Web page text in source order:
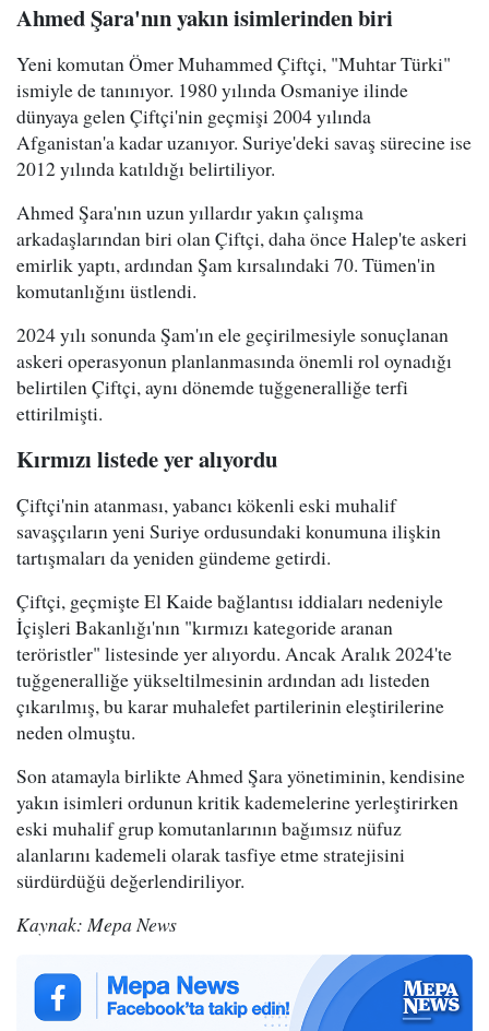
Ahmed Şara'nın yakın isimlerinden biri
Yeni komutan Ömer Muhammed Çiftçi, "Muhtar Türki"
ismiyle de tanınıyor. 1980 yılında Osmaniye ilinde
dünyaya gelen Çiftçi'nin geçmişi 2004 yılında
Afganistan'a kadar uzanıyor. Suriye'deki savaş sürecine ise
2012 yılında katıldığı belirtiliyor.
Ahmed Şara'nın uzun yıllardır yakın çalışma
arkadaşlarından biri olan Çiftçi, daha önce Halep'te askeri
emirlik yaptı, ardından Şam kırsalındaki 70. Tümen'in
komutanlığını üstlendi.
2024 yılı sonunda Şam'ın ele geçirilmesiyle sonuçlanan
askeri operasyonun planlanmasında önemli rol oynadığı
belirtilen Çiftçi, aynı dönemde tuğgeneralliğe terfi
ettirilmişti.
Kırmızı listede yer alıyordu
Çiftçi'nin atanması, yabancı kökenli eski muhalif
savaşçıların yeni Suriye ordusundaki konumuna ilişkin
tartışmaları da yeniden gündeme getirdi.
Çiftçi, geçmişte El Kaide bağlantısı iddiaları nedeniyle
İçişleri Bakanlığı'nın "kırmızı kategoride aranan
teröristler" listesinde yer alıyordu. Ancak Aralık 2024'te
tuğgeneralliğe yükseltilmesinin ardından adı listeden
çıkarılmış, bu karar muhalefet partilerinin eleştirilerine
neden olmuştu.
Son atamayla birlikte Ahmed Şara yönetiminin, kendisine
yakın isimleri ordunun kritik kademelerine yerleştirirken
eski muhalif grup komutanlarının bağımsız nüfuz
alanlarını kademeli olarak tasfiye etme stratejisini
sürdürdüğü değerlendiriliyor.
Kaynak: Mepa News